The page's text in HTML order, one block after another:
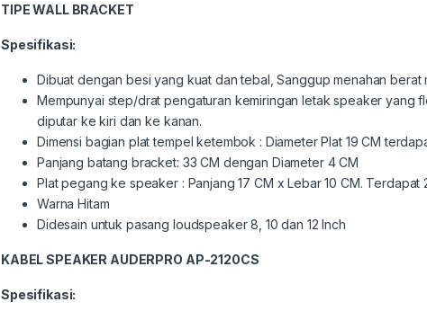
TIPE WALL BRACKET
Spesifikasi:
Dibuat dengan besi yang kuat dan tebal, Sanggup menahan berat
Mempunyai step/drat pengaturan kemiringan letak speaker yang
diputar ke kiri dan ke kanan.
Dimensi bagian plat tempel ketembok : Diameter Plat 19 CM
Panjang batang bracket: 33 CM dengan Diameter 4 CM
Plat pegang ke speaker : Panjang 17 CM x Lebar 10 CM.
Warna Hitam
Didesain untuk pasang loudspeaker 8, 10 dan 12 Inch
KABEL SPEAKER AUDERPRO AP-2120CS
Spesifikasi: